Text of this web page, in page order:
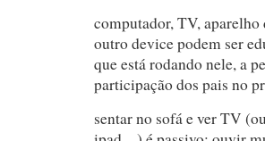
computador, TV,
outro device podem ser
que está rodando nele, a
participação dos pais no
sentar no sofá e ver TV